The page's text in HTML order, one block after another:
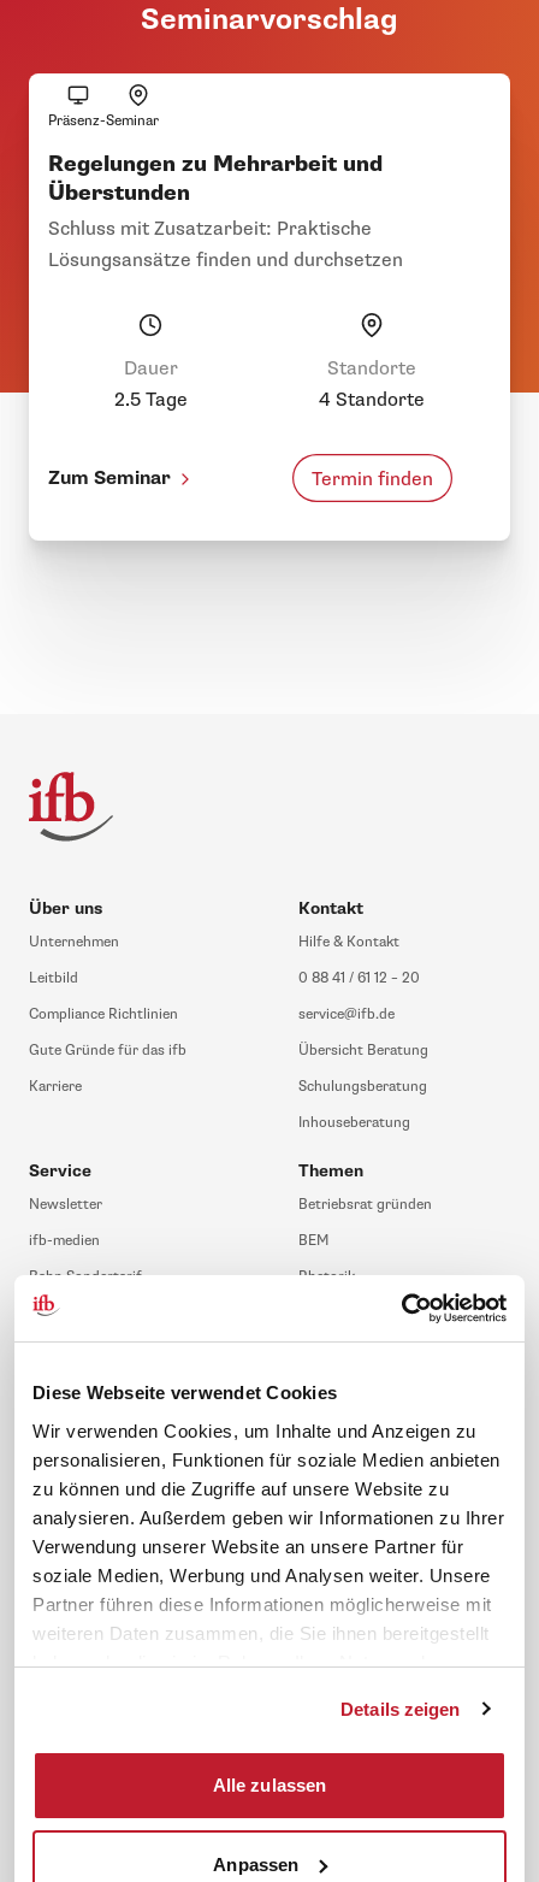
Diese Webseite verwendet Cookies
Wir verwenden Cookies, um Inhalte und Anzeigen zu
personalisieren, Funktionen für soziale Medien anbieten
zu können und die Zugriffe auf unsere Website zu
analysieren. Außerdem geben wir Informationen zu Ihrer
Verwendung unserer Website an unsere Partner für
soziale Medien, Werbung und Analysen weiter. Unsere
Partner führen diese Informationen möglicherweise mit
weiteren Daten zusammen, die Sie ihnen bereitgestellt
haben oder die sie im Rahmen Ihrer Nutzung der
Details zeigen
Alle zulassen
Anpassen
Seminarvorschlag
Präsenz-Seminar
Regelungen zu Mehrarbeit und
Überstunden
Schluss mit Zusatzarbeit: Praktische
Lösungsansätze finden und durchsetzen
Dauer
2.5 Tage
Standorte
4 Standorte
Zum Seminar Termin finden
Über uns
Unternehmen
Leitbild
Compliance Richtlinien
Gute Gründe für das ifb
Karriere
Kontakt
Hilfe & Kontakt
0 88 41 / 61 12 – 20
service@ifb.de
Übersicht Beratung
Schulungsberatung
Inhouseberatung
Service
Newsletter
ifb-medien
Bahn Sondertarif
meinifb
FAQ
ifb-App Betriebsrat360
Themen
Betriebsrat gründen
BEM
Rhetorik
JAV-Wahl
News. Wissen. Themen.
Lexikon
Rechtsprechung
Gesetze
Folgen Sie uns
Sicherheit durch geprüfte
Qualität!
Cookiebot Impressum
AGB